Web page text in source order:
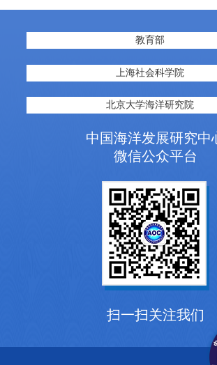
教育部
上海社会科学院
北京大学海洋研究院
中国海洋发展研究中
微信公众平台
扫一扫关注我们